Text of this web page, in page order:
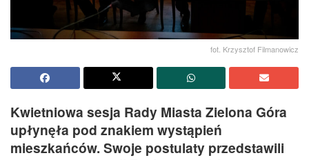
fot. Krzysztof Filmanowicz
Kwietniowa sesja Rady Miasta Zielona Góra
upłynęła pod znakiem wystąpień
mieszkańców. Swoje postulaty przedstawili